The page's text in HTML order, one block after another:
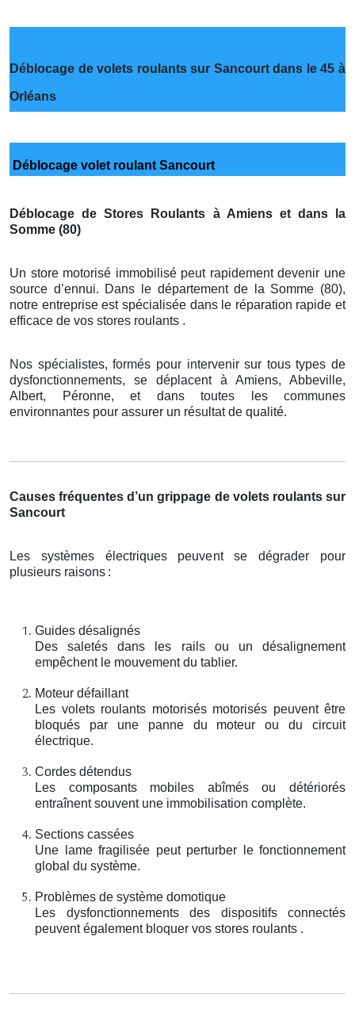
Déblocage de volets roulants sur Sancourt dans le 45 à
Orléans
Déblocage volet roulant Sancourt
Déblocage de Stores Roulants à Amiens et dans la
Somme (80)
Un store motorisé immobilisé peut rapidement devenir une
source d’ennui. Dans le département de la Somme (80),
notre entreprise est spécialisée dans le réparation rapide et
efficace de vos stores roulants .
Nos spécialistes, formés pour intervenir sur tous types de
dysfonctionnements, se déplacent à Amiens, Abbeville,
Albert, Péronne, et dans toutes les communes
environnantes pour assurer un résultat de qualité.
Causes fréquentes d’un grippage de volets roulants sur
Sancourt
Les systèmes électriques peuvent se dégrader pour
plusieurs raisons :
Guides désalignés
Des saletés dans les rails ou un désalignement
empêchent le mouvement du tablier.
Moteur défaillant
Les volets roulants motorisés motorisés peuvent être
bloqués par une panne du moteur ou du circuit
électrique.
Cordes détendus
Les composants mobiles abîmés ou détériorés
entraînent souvent une immobilisation complète.
Sections cassées
Une lame fragilisée peut perturber le fonctionnement
global du système.
Problèmes de système domotique
Les dysfonctionnements des dispositifs connectés
peuvent également bloquer vos stores roulants .